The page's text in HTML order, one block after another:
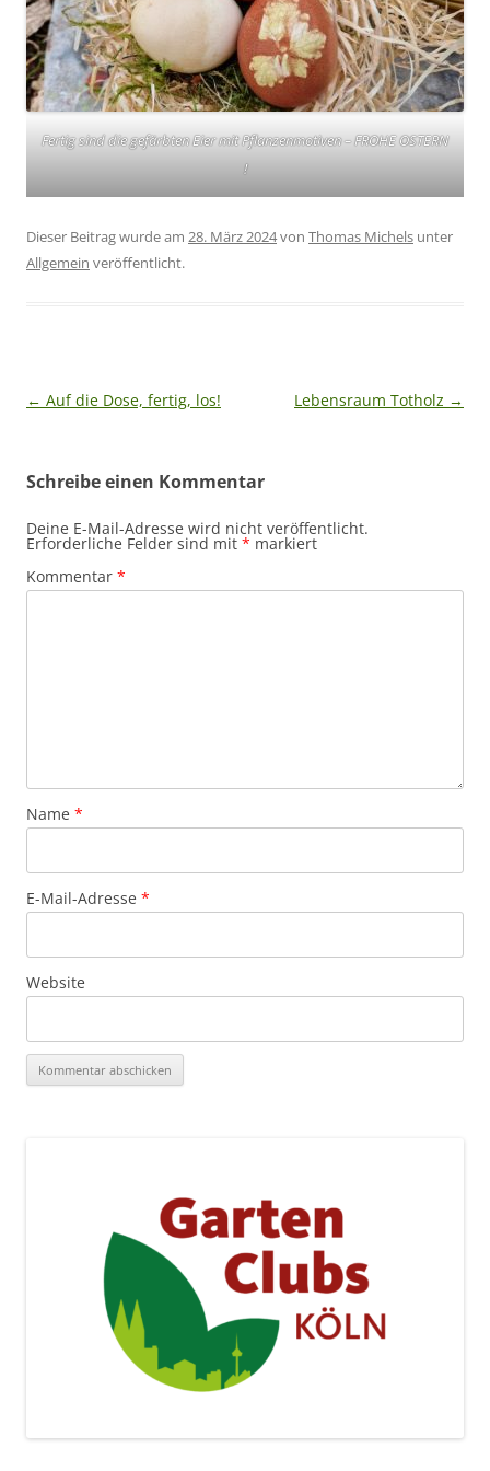
Fertig sind die gefärbten Eier mit Pflanzenmotiven – FROHE OSTERN
!
Dieser Beitrag wurde am 28. März 2024von Thomas Michels unter
Allgemein veröffentlicht.
Beitragsnavigation
← Auf die Dose, fertig, los! Lebensraum Totholz →
Schreibe einen Kommentar
Deine E-Mail-Adresse wird nicht veröffentlicht.
Erforderliche Felder sind mit * markiert
Kommentar *
Name *
E-Mail-Adresse *
Website